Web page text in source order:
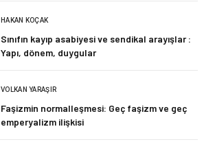
HAKAN KOÇAK
Sınıfın kayıp asabiyesi ve sendikal arayışlar :
Yapı, dönem, duygular
VOLKAN YARAŞIR
Faşizmin normalleşmesi: Geç faşizm ve geç
emperyalizm ilişkisi